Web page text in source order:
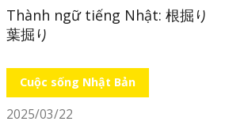
Thành ngữ tiếng Nhật: 根掘り
葉掘り
Cuộc sống Nhật Bản
2025/03/22